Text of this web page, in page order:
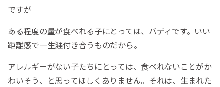
ですが
ある程度の量が食べれる子にとっては、バディです。いい
距離感で一生涯付き合うものだから。
アレルギーがない子たちにとっては、食べれないことがか
わいそう、と思ってほしくありません。それは、生まれた